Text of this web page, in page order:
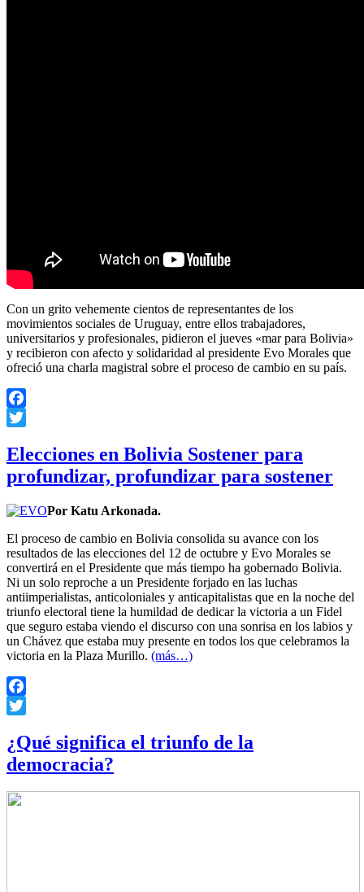
Con un grito vehemente cientos de representantes de los
movimientos sociales de Uruguay, entre ellos trabajadores,
universitarios y profesionales, pidieron el jueves «mar para Bolivia»
y recibieron con afecto y solidaridad al presidente Evo Morales que
ofreció una charla magistral sobre el proceso de cambio en su país.
Facebook
Elecciones en Bolivia Sostener para
profundizar, profundizar para sostener
Por Katu Arkonada.
El proceso de cambio en Bolivia consolida su avance con los
resultados de las elecciones del 12 de octubre y Evo Morales se
convertirá en el Presidente que más tiempo ha gobernado Bolivia.
Ni un solo reproche a un Presidente forjado en las luchas
antiimperialistas, anticoloniales y anticapitalistas que en la noche del
triunfo electoral tiene la humildad de dedicar la victoria a un Fidel
que seguro estaba viendo el discurso con una sonrisa en los labios y
un Chávez que estaba muy presente en todos los que celebramos la
victoria en la Plaza Murillo. (más…)
Facebook
¿Qué significa el triunfo de la
democracia?